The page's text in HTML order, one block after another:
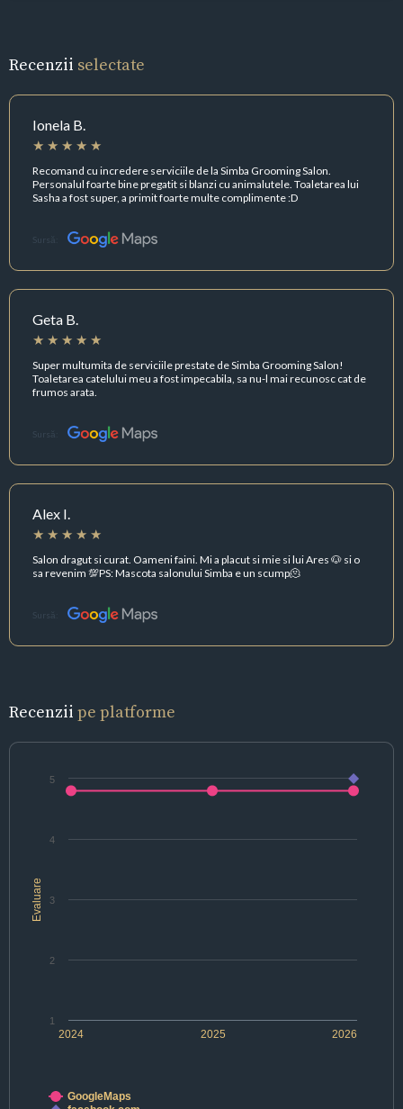
Recenzii selectate
Ionela B.
Recomand cu incredere serviciile de la Simba Grooming Salon.
Personalul foarte bine pregatit si blanzi cu animalutele. Toaletarea lui
Sasha a fost super, a primit foarte multe complimente :D
Sursă:
Geta B.
Super multumita de serviciile prestate de Simba Grooming Salon!
Toaletarea catelului meu a fost impecabila, sa nu-l mai recunosc cat de
frumos arata.
Sursă:
Alex I.
Salon dragut si curat. Oameni faini. Mi a placut si mie si lui Ares 🐶 si o
sa revenim 💯PS: Mascota salonului Simba e un scump🫠
Sursă:
Recenzii pe platforme
Evaluare
2024 2025 2026
1
2
3
4
5
GoogleMaps